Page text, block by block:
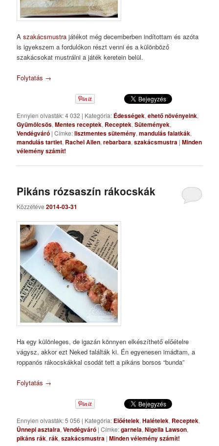
Aszakácsmustra játékot még decemberben indítottam és azóta
is igyekszem a fordulókon részt venni és a különböző
szakácsokat mustrálni a játék keretein belül.
Folytatás →
Ennyien olvasták: 4 032 | Kategória: Édességek,ehető növényeink,
Gyümölcsös,Mentes receptek, Receptek,Sütemények,
Vendégváró |Címke:lisztmentes sütemény,mandulás falatkák,
mandulás tartlet, Rachel Allen,rebarbara,szakácsmustra |Minden
vélemény számít!
Pikáns rózsaszín rákocskák
Közzétéve2014-03-31
Ha egy különleges, de igazán könnyen elkészíthető előételre
vágysz, akkor ezt Neked találták ki. Én egyenesen imádtam, a
roppanós rákocskákkal csodát tett a pikáns borsos “bunda”
Folytatás →
Ennyien olvasták: 5 056 | Kategória: Előételek,Halételek, Receptek,
Ünnepi asztalra,Vendégváró |Címke:garnela,Nigella Lawson,
pikáns rák,rák,szakácsmustra |Minden vélemény számít!